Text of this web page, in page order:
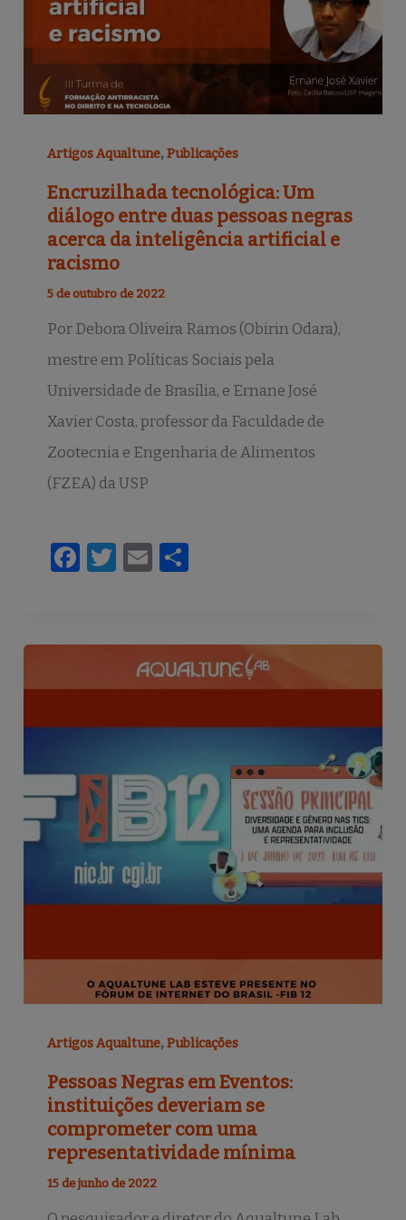
Artigos Aqualtune,Publicações
Encruzilhada tecnológica: Um
diálogo entre duas pessoas negras
acerca da inteligência artificial e
racismo
5 de outubro de 2022
Por Debora Oliveira Ramos (Obirin Odara),
mestre em Políticas Sociais pela
Universidade de Brasília, e Ernane José
Xavier Costa, professor da Faculdade de
Zootecnia e Engenharia de Alimentos
(FZEA) da USP
F
e
o
T
te
E
l
S
e
Artigos Aqualtune,Publicações
Pessoas Negras em Eventos:
instituições deveriam se
comprometer com uma
representatividade mínima
15 de junho de 2022